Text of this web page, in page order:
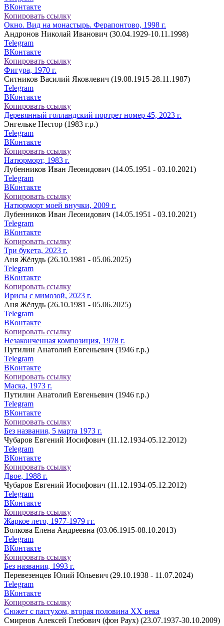
ВКонтакте
Копировать ссылку
Окно. Вид на монастырь. Ферапонтово, 1998 г.
Андронов Николай Иванович (30.04.1929-10.11.1998)
Telegram
ВКонтакте
Копировать ссылку
Фигура, 1970 г.
Ситников Василий Яковлевич (19.08.1915-28.11.1987)
Telegram
ВКонтакте
Копировать ссылку
Деревянный голландский портрет номер 45, 2023 г.
Энгельке Нестор (1983 г.р.)
Telegram
ВКонтакте
Копировать ссылку
Натюрморт, 1983 г.
Лубенников Иван Леонидович (14.05.1951 - 03.10.2021)
Telegram
ВКонтакте
Копировать ссылку
Натюрморт моей внучки, 2009 г.
Лубенников Иван Леонидович (14.05.1951 - 03.10.2021)
Telegram
ВКонтакте
Копировать ссылку
Три букета, 2023 г.
Аня Жёлудь (26.10.1981 - 05.06.2025)
Telegram
ВКонтакте
Копировать ссылку
Ирисы с мимозой, 2023 г.
Аня Жёлудь (26.10.1981 - 05.06.2025)
Telegram
ВКонтакте
Копировать ссылку
Незаконченная композиция, 1978 г.
Путилин Анатолий Евгеньевич (1946 г.р.)
Telegram
ВКонтакте
Копировать ссылку
Маска, 1973 г.
Путилин Анатолий Евгеньевич (1946 г.р.)
Telegram
ВКонтакте
Копировать ссылку
Без названия, 5 марта 1973 г.
Чубаров Евгений Иосифович (11.12.1934-05.12.2012)
Telegram
ВКонтакте
Копировать ссылку
Двое, 1988 г.
Чубаров Евгений Иосифович (11.12.1934-05.12.2012)
Telegram
ВКонтакте
Копировать ссылку
Жаркое лето, 1977-1979 гг.
Волкова Елена Андреевна (03.06.1915-08.10.2013)
Telegram
ВКонтакте
Копировать ссылку
Без названия, 1993 г.
Перевезенцев Юлий Юльевич (29.10.1938 - 11.07.2024)
Telegram
ВКонтакте
Копировать ссылку
Сюжет с пастухом, вторая половина ХХ века
Смирнов Алексей Глебович (фон Раух) (23.07.1937-30.10.2009)